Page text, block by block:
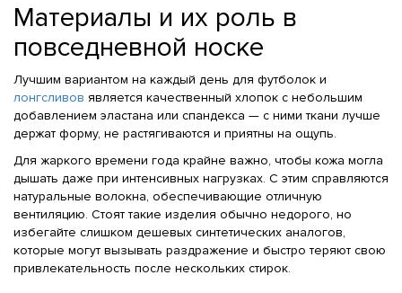
Материалы и их роль в
повседневной носке
Лучшим вариантом на каждый день для футболок и
лонгсливов является качественный хлопок с небольшим
добавлением эластана или спандекса — с ними ткани лучше
держат форму, не растягиваются и приятны на ощупь.
Для жаркого времени года крайне важно, чтобы кожа могла
дышать даже при интенсивных нагрузках. С этим справляются
натуральные волокна, обеспечивающие отличную
вентиляцию. Стоят такие изделия обычно недорого, но
избегайте слишком дешевых синтетических аналогов,
которые могут вызывать раздражение и быстро теряют свою
привлекательность после нескольких стирок.